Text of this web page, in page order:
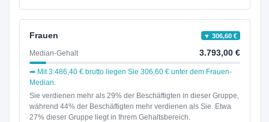
Frauen ▼ 306,60 €
Median-Gehalt 3.793,00 €
➡ Mit 3.486,40 € brutto liegen Sie 306,60 € unter dem Frauen-
Median.
Sie verdienen mehr als 29% der Beschäftigten in dieser Gruppe,
während 44% der Beschäftigten mehr verdienen als Sie. Etwa
27% dieser Gruppe liegt in Ihrem Gehaltsbereich.